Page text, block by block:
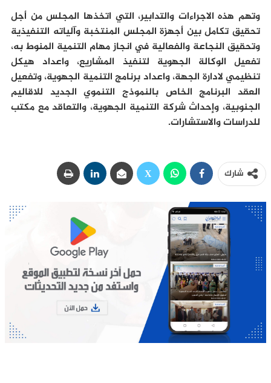
وتهم هذه الاجراءات والتدابير، التي اتخذها المجلس من أجل
تحقيق تكامل بين أجهزة المجلس المنتخبة وآلياته التنفيذية
وتحقيق النجاعة والفعالية في انجاز مهام التنمية المنوط به،
تفعيل الوكالة الجهوية لتنفيذ المشاريع، واعداد هيكل
تنظيمي لادارة الجهة، واعداد برنامج التنمية الجهوية، وتفعيل
العقد البرنامج الخاص بالنموذج التنموي الجديد للاقاليم
الجنوبية، وإحداث شركة التنمية الجهوية، والتعاقد مع مكتب
للدراسات والاستشارات.
شارك